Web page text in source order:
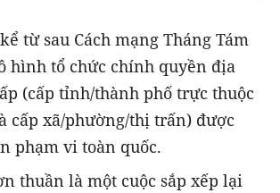
từ sau Cách mạng Tháng Tám
hình tổ chức chính quyền địa
(cấp tỉnh/thành phố trực thuộc
cấp xã/phường/thị trấn) được
phạm vi toàn quốc.
thuần là một cuộc sắp xếp lại